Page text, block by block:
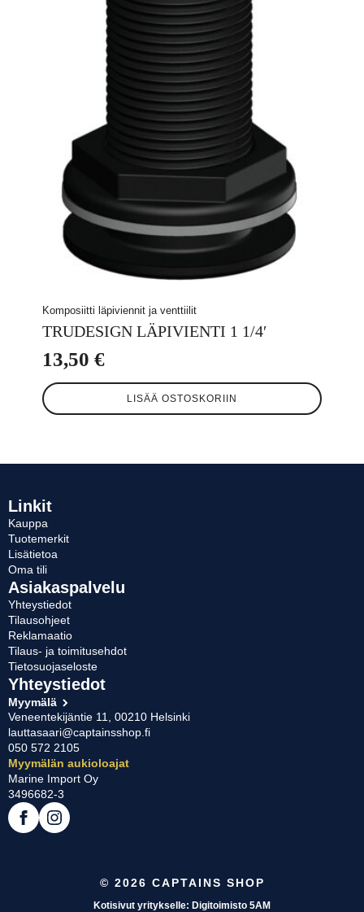
Komposiitti läpiviennit ja venttiilit
TRUDESIGN LÄPIVIENTI 1 1/4′
13,50 €
LISÄÄ OSTOSKORIIN
Linkit
Kauppa
Tuotemerkit
Lisätietoa
Oma tili
Asiakaspalvelu
Yhteystiedot
Tilausohjeet
Reklamaatio
Tilaus- ja toimitusehdot
Tietosuojaseloste
Yhteystiedot
Myymälä
Veneentekijäntie 11, 00210 Helsinki
lauttasaari@captainsshop.fi
050 572 2105
Myymälän aukioloajat
Marine Import Oy
3496682-3
© 2026 CAPTAINS SHOP
Kotisivut yritykselle: Digitoimisto 5AM